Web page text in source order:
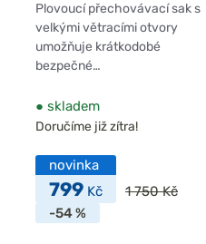
Plovoucí přechovávací sak s
velkými větracími otvory
umožňuje krátkodobé
bezpečné…
● skladem
Doručíme již zítra!
novinka
799 Kč
1 750 Kč
-54 %